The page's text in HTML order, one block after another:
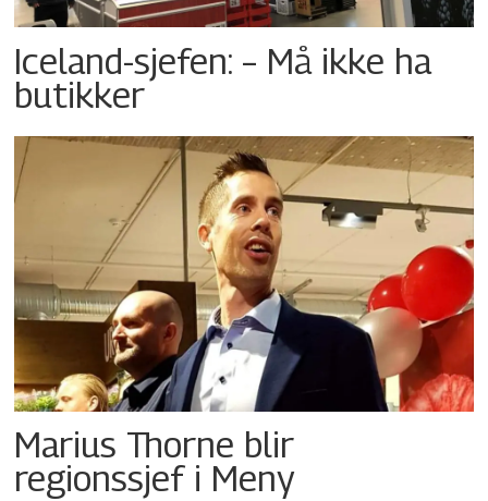
Iceland-sjefen: – Må ikke ha
butikker
Marius Thorne blir
regionssjef i Meny